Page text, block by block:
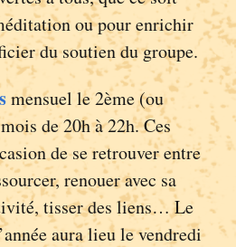
ou pour enrichir
du soutien du groupe.
mensuel le 2ème (ou
de 20h à 22h. Ces
de se retrouver entre
renouer avec sa
tisser des liens… Le
aura lieu le vendredi